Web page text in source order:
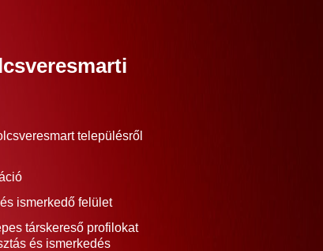
településről
ismerkedő felület
társkereső profilokat
és ismerkedés